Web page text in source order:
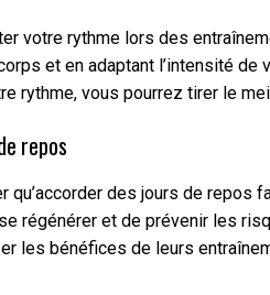
votre rythme lors des
et en adaptant l’intensité
rythme, vous pourrez tirer le
repos
qu’accorder des jours de repos
régénérer et de prévenir les
les bénéfices de leurs